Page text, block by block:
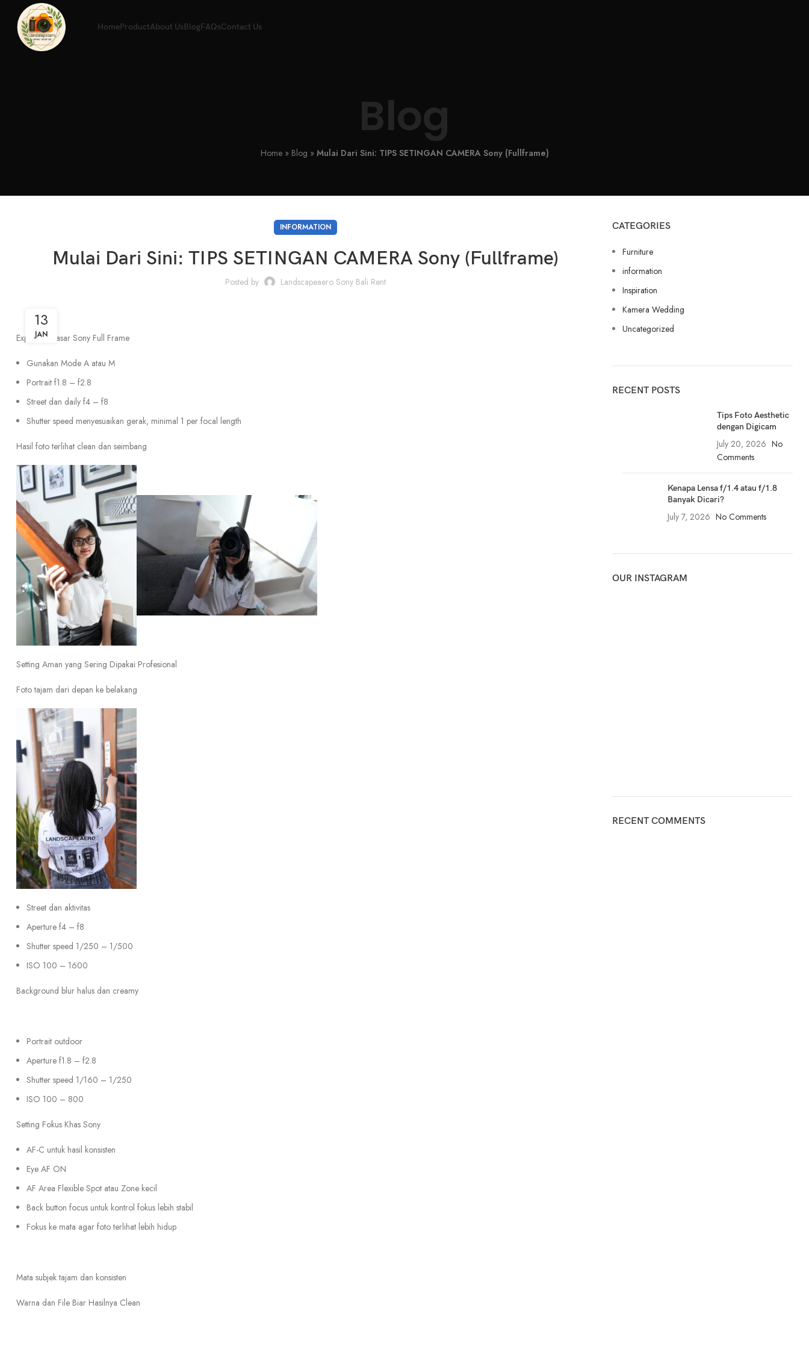
HomeProductAbout UsBlogFAQsContact Us
Blog
Home» Blog » Mulai Dari Sini: TIPS SETINGAN CAMERA Sony (Fullframe)
INFORMATION
Mulai Dari Sini: TIPS SETINGAN CAMERA Sony (Fullframe)
Posted by Landscapeaero Sony Bali Rent
13
JAN
Exposure Dasar Sony Full Frame
Gunakan Mode A atau M
Portrait f1.8 – f2.8
Street dan daily f4 – f8
Shutter speed menyesuaikan gerak, minimal 1 per focal length
Hasil foto terlihat clean dan seimbang
Setting Aman yang Sering Dipakai Profesional
Foto tajam dari depan ke belakang
Street dan aktivitas
Aperture f4 – f8
Shutter speed 1/250 – 1/500
ISO 100 – 1600
Background blur halus dan creamy
Portrait outdoor
Aperture f1.8 – f2.8
Shutter speed 1/160 – 1/250
ISO 100 – 800
Setting Fokus Khas Sony
AF-C untuk hasil konsisten
Eye AF ON
AF Area Flexible Spot atau Zone kecil
Back button focus untuk kontrol fokus lebih stabil
Fokus ke mata agar foto terlihat lebih hidup
Mata subjek tajam dan konsisten
Warna dan File Biar Hasilnya Clean
CATEGORIES
Furniture
information
Inspiration
Kamera Wedding
Uncategorized
RECENT POSTS
Tips Foto Aesthetic
dengan Digicam
July 20, 2026 No
Comments
Kenapa Lensa f/1.4 atau f/1.8
Banyak Dicari?
July 7, 2026 No Comments
OUR INSTAGRAM
RECENT COMMENTS